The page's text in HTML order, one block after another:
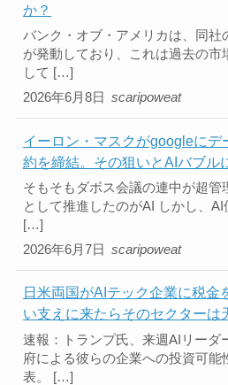
か？
2026年6月8日
バンク・オブ・アメリカは、同社
が発動しており、これは過去の市
して […]
scaripoweat
イーロン・マスクがgoogleにデ
約を締結。その狙いとAIバブル
2026年6月7日
そもそもダボス会議の連中が超管
として推進したのがAI しかし、
[…]
scaripoweat
日米両国がAIテック企業に税金
い支えに来たらそのセクターは
速報：トランプ氏、来週AIリーダ
府による彼らの企業への投資可能
表。 […]